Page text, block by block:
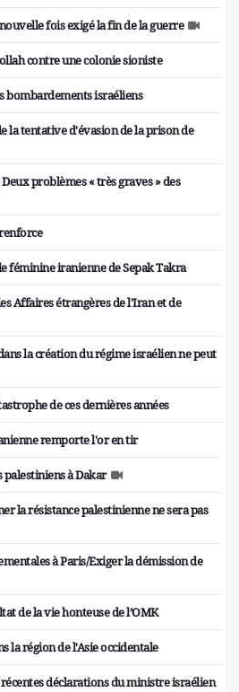
fois exigé la fin de la guerre
contre une colonie sioniste
bombardements israéliens
la tentative d'évasion de la prison de
problèmes « très graves » des
féminine iranienne de Sepak Takra
Affaires étrangères de l'Iran et de
la création du régime israélien ne peut
de ces dernières années
remporte l'or en tir
à Dakar
la résistance palestinienne ne sera pas
à Paris/Exiger la démission de
de la vie honteuse de l’OMK
la région de l'Asie occidentale
déclarations du ministre israélien